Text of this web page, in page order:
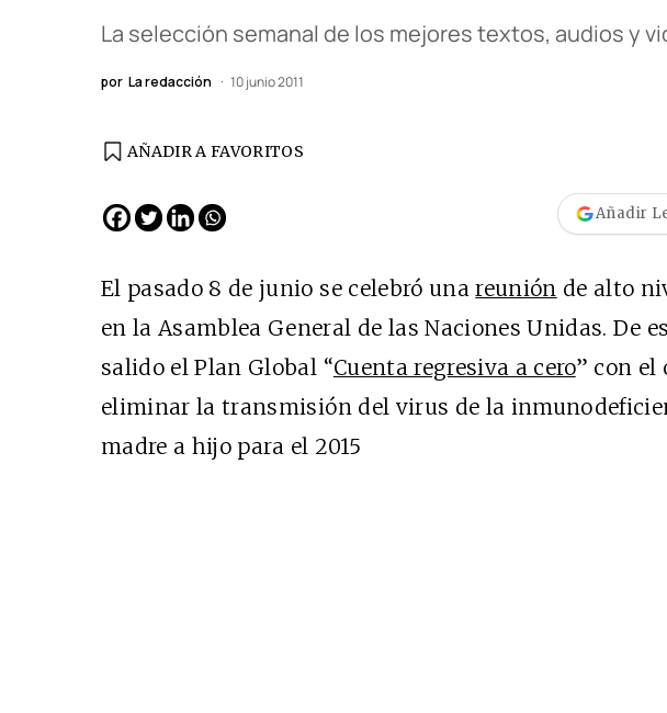
La selección semanal de los mejores textos, audios y
por La redacción 10 junio 2011
AÑADIR A FAVORITOS
Añadir
El pasado 8 de junio se celebró unareunión de alto
en la Asamblea General de las Naciones Unidas. De
salido el Plan Global “Cuenta regresiva a cero” con el
eliminar la transmisión del virus de la
madre a hijo para el 2015